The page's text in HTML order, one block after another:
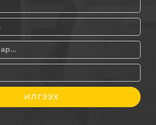
ИЛГЭЭХ